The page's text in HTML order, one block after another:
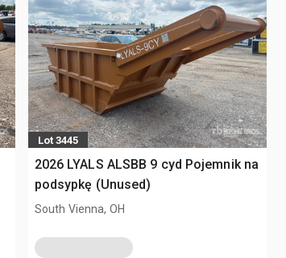
Lot 3445
2026 LYALS ALSBB 9 cyd Pojemnik na
podsypkę (Unused)
South Vienna, OH